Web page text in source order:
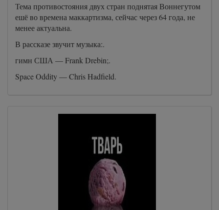
Тема противостояния двух стран поднятая Воннегутом
ешё во времена маккартизма, сейчас через 64 года, не
менее актуальна.
В рассказе звучит музыка:.
гимн США — Frank Drebin;.
Space Oddity — Chris Hadfield.